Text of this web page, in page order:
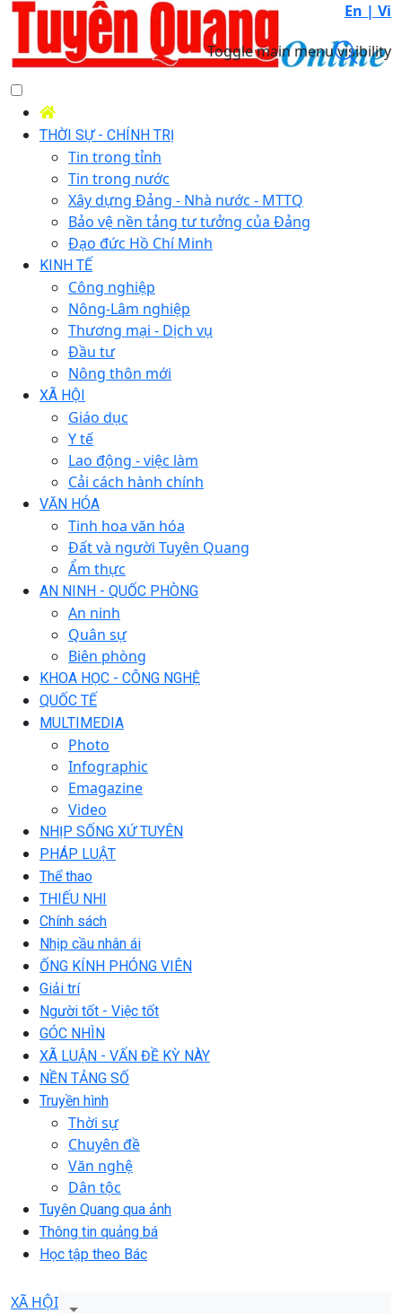
En | Vi
Toggle main menu visibility
THỜI SỰ - CHÍNH TRỊ
Tin trong tỉnh
Tin trong nước
Xây dựng Đảng - Nhà nước - MTTQ
Bảo vệ nền tảng tư tưởng của Đảng
Đạo đức Hồ Chí Minh
KINH TẾ
Công nghiệp
Nông-Lâm nghiệp
Thương mại - Dịch vụ
Đầu tư
Nông thôn mới
XÃ HỘI
Giáo dục
Y tế
Lao động - việc làm
Cải cách hành chính
VĂN HÓA
Tinh hoa văn hóa
Đất và người Tuyên Quang
Ẩm thực
AN NINH - QUỐC PHÒNG
An ninh
Quân sự
Biên phòng
KHOA HỌC - CÔNG NGHỆ
QUỐC TẾ
MULTIMEDIA
Photo
Infographic
Emagazine
Video
NHỊP SỐNG XỨ TUYÊN
PHÁP LUẬT
Thể thao
THIẾU NHI
Chính sách
Nhịp cầu nhân ái
ỐNG KÍNH PHÓNG VIÊN
Giải trí
Người tốt - Việc tốt
GÓC NHÌN
XÃ LUẬN - VẤN ĐỀ KỲ NÀY
NỀN TẢNG SỐ
Truyền hình
Thời sự
Chuyên đề
Văn nghệ
Dân tộc
Tuyên Quang qua ảnh
Thông tin quảng bá
Học tập theo Bác
XÃ HỘI